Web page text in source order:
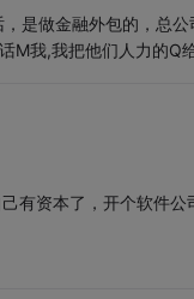
是做金融外包的，总
M我,我把他们人力的Q
有资本了，开个软件公